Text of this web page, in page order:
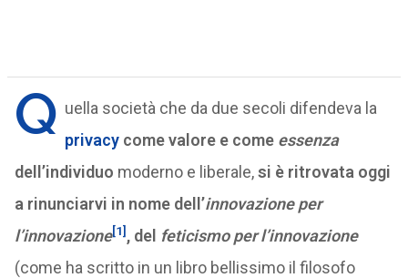
Q uella società che da due secoli difendeva la
privacy come valore e come essenza
dell’individuo moderno e liberale,si è ritrovata oggi
a rinunciarvi in nome dell’innovazione per
l’innovazione[1] , del feticismo per l’innovazione
(come ha scritto in un libro bellissimo il filosofo